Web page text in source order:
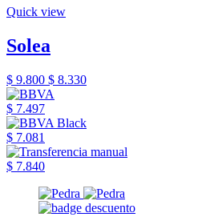
Quick view
Solea
$ 9.800 $ 8.330
$ 7.497
$ 7.081
$ 7.840